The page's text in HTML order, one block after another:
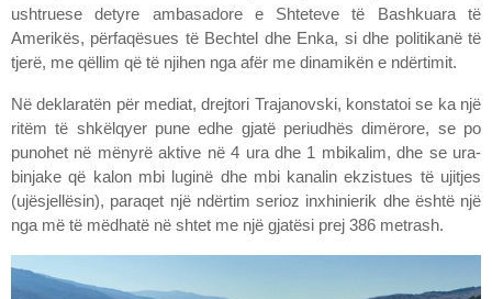
ushtruese detyre ambasadore e Shteteve të Bashkuara të
Amerikës, përfaqësues të Bechtel dhe Enka, si dhe politikanë të
tjerë, me qëllim që të njihen nga afër me dinamikën e ndërtimit.
Në deklaratën për mediat, drejtori Trajanovski, konstatoi se ka një
ritëm të shkëlqyer pune edhe gjatë periudhës dimërore, se po
punohet në mënyrë aktive në 4 ura dhe 1 mbikalim, dhe se ura-
binjake që kalon mbi luginë dhe mbi kanalin ekzistues të ujitjes
(ujësjellësin), paraqet një ndërtim serioz inxhinierik dhe është një
nga më të mëdhatë në shtet me një gjatësi prej 386 metrash.